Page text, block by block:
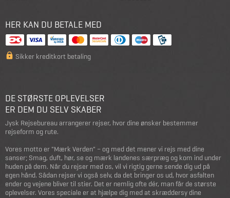
HER KAN DU BETALE MED
Sikker kreditkort betaling
DE STØRSTE OPLEVELSER
ER DEM DU SELV SKABER
Jysk Rejsebureau arrangerer rejser, hvor dine ønsker bestemmer
rejseform og rute.
Vores motto er "Mærk Verden" – og med det mener vi rejs med dine
sanser; Smag, duft, hør, se og mærk landenes særpræg og kom ind under
huden på dem. Når du rejser med os, vil vi rigtig gerne sende dig ud på
egen hånd. Sådan rejser vi også selv, da det bringer os ud, hvor asfalten
ender og vejene bliver til stier. Det er nemlig ofte dér, man får de største
oplevelser. Vores speciale er at hjælpe dig med at skræddersy dine